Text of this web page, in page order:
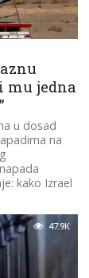
mu jedna
u dosad
na
kako Izrael
47.9K